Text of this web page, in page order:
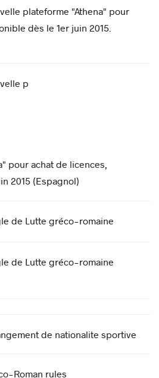
plateforme "Athena" pour
dès le 1er juin 2015.
p
pour achat de licences,
2015 (Espagnol)
de Lutte gréco-romaine
de Lutte gréco-romaine
de nationalite sportive
Roman rules